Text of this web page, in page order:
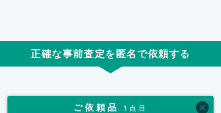
正確な事前査定を匿名で依頼する
ご依頼品 1点目